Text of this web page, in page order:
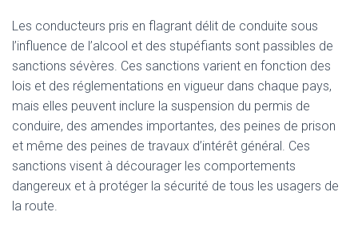
Les conducteurs pris en flagrant délit de conduite sous
l’influence de l’alcool et des stupéfiants sont passibles de
sanctions sévères. Ces sanctions varient en fonction des
lois et des réglementations en vigueur dans chaque pays,
mais elles peuvent inclure la suspension du permis de
conduire, des amendes importantes, des peines de prison
et même des peines de travaux d’intérêt général. Ces
sanctions visent à décourager les comportements
dangereux et à protéger la sécurité de tous les usagers de
la route.